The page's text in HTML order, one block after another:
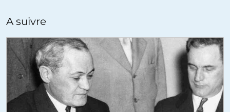
Il y a quelques années, l’exemple le plus frappant était le
climatoscepticisme : puisqu’il y a débat au sein des scientifiques
(qui pourtant s’accordent sur une large partie de leurs
conclusions, mais débattent de détails parce que c’est leur
métier), le journaliste conclut que tout ça n’est pas clair.
Aujourd’hui, c’est un peu différent. On parle de nouveaux
A suivre